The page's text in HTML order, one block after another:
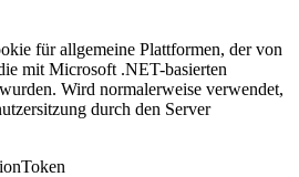
für allgemeine Plattformen, der von
mit Microsoft .NET-basierten
Wird normalerweise verwendet,
durch den Server